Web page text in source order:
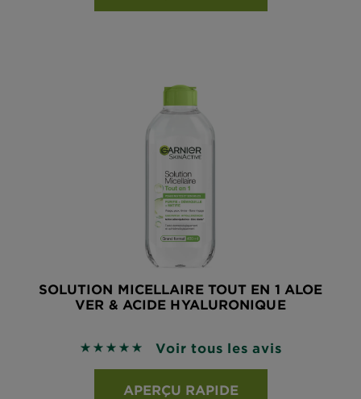
SOLUTION MICELLAIRE TOUT EN 1 ALOE
VER & ACIDE HYALURONIQUE
4.888 sur 5 étoiles basé sur les avis
Voir tous les avis
APERÇU RAPIDE